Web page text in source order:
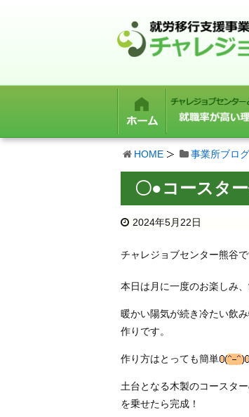
HOME 事業所ブログ
〇●コースタ
2024年5月22日
チャレジョブセンター熊谷
本日は月に一度のお楽しみ
暖かい陽気が続き冷たい飲
作りです。
作り方はとっても簡単
土台となる木製のコースタ
を乗せたら完成！